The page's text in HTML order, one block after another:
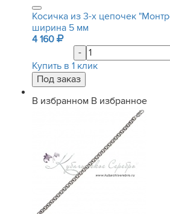
Косичка из 3-х цепочек
ширина 5 мм
4 160
-
Купить в 1 клик
В избранном В избранное